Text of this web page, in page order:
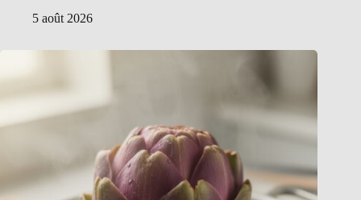
5 août 2026